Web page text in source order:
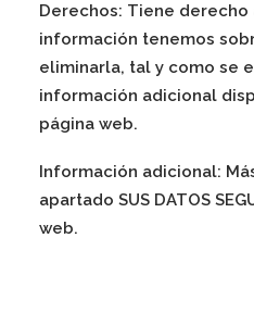
Derechos: Tiene derecho
información tenemos
eliminarla, tal y como se
información adicional
página web.
Información adicional:
apartado SUS DATOS
web.